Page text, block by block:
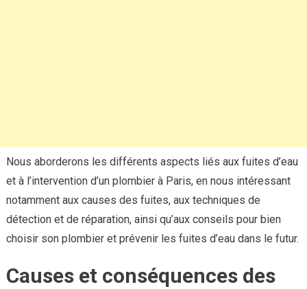
Nous aborderons les différents aspects liés aux fuites d’eau
et à l’intervention d’un plombier à Paris, en nous intéressant
notamment aux causes des fuites, aux techniques de
détection et de réparation, ainsi qu’aux conseils pour bien
choisir son plombier et prévenir les fuites d’eau dans le futur.
Causes et conséquences des